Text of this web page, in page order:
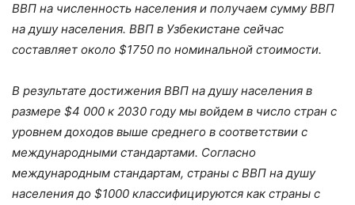
ВВП на численность населения и получаем сумму ВВП
на душу населения. ВВП в Узбекистане сейчас
составляет около $1750 по номинальной стоимости.
В результате достижения ВВП на душу населения в
размере $4 000 к 2030 году мы войдем в число стран с
уровнем доходов выше среднего в соответствии с
международными стандартами. Согласно
международным стандартам, страны с ВВП на душу
населения до $1000 классифицируются как страны с